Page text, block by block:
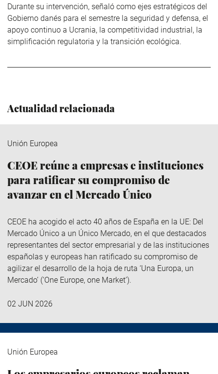
Durante su intervención, señaló como ejes estratégicos del
Gobierno danés para el semestre la seguridad y defensa, el
apoyo continuo a Ucrania, la competitividad industrial, la
simplificación regulatoria y la transición ecológica.
Actualidad relacionada
Unión Europea
CEOE reúne a empresas e instituciones
para ratificar su compromiso de
avanzar en el Mercado Único
CEOE ha acogido el acto 40 años de España en la UE: Del
Mercado Único a un Único Mercado, en el que destacados
representantes del sector empresarial y de las instituciones
españolas y europeas han ratificado su compromiso de
agilizar el desarrollo de la hoja de ruta ‘Una Europa, un
Mercado’ (‘One Europe, one Market’).
02 JUN 2026
Unión Europea